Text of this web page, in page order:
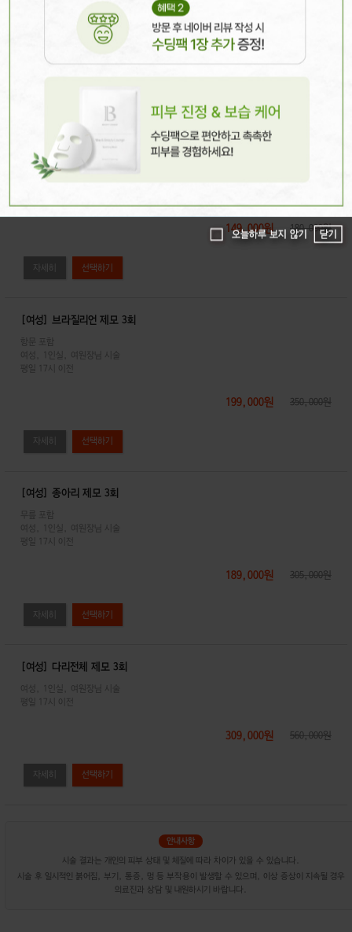
오늘하루 보지 않기 닫기
오늘하루 보지 않기 닫기
기미, 오타모반 등 진피성 색소 개선
350,000원
피코프락셀
얼굴전체, 피부 손상 최소화
모공, 흉터, 여드름자국 개선
자세히
149,000원 180,000원
[여성] 브라질리언 제모 3회
항문 포함
여성, 1인실, 여원장님 시술
평일 17시 이전
자세히
199,000원 350,000원
[여성] 종아리 제모 3회
무릎 포함
여성, 1인실, 여원장님 시술
평일 17시 이전
자세히
189,000원 305,000원
[여성] 다리전체 제모 3회
여성, 1인실, 여원장님 시술
평일 17시 이전
자세히
309,000원 560,000원
시술 결과는 개인의 피부 상태 및 체질에 따라 차이가 있을 수 있습니다.
시술 후 일시적인 붉어짐, 부기, 통증, 멍 등 부작용이 발생할 수 있으며, 이상 증상이 지속될 경우
의료진과 상담 및 내원하시기 바랍니다.